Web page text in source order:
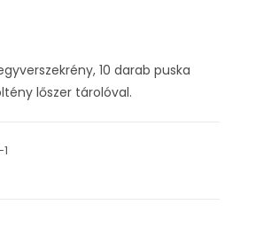
10 darab puska
lőszer tárolóval.